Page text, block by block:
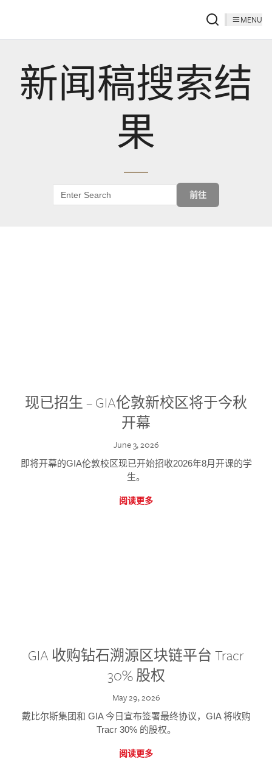
MENU
新闻稿搜索结
果
前往
现已招生 – GIA伦敦新校区将于今秋
开幕
June 3, 2026
即将开幕的GIA伦敦校区现已开始招收2026年8月开课的学
生。
阅读更多
GIA 收购钻石溯源区块链平台 Tracr
30% 股权
May 29, 2026
戴比尔斯集团和 GIA 今日宣布签署最终协议，GIA 将收购
Tracr 30% 的股权。
阅读更多